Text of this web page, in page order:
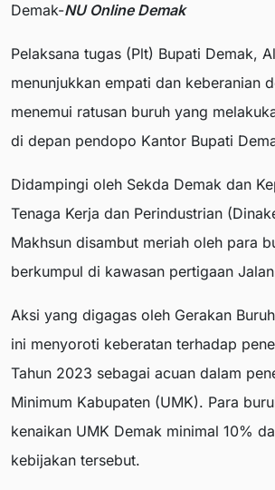
Demak-NU Online Demak
Pelaksana tugas (Plt) Bupati Demak,
menunjukkan empati dan keberanian
menemui ratusan buruh yang
di depan pendopo Kantor Bupati
Didampingi oleh Sekda Demak dan
Tenaga Kerja dan Perindustrian
Makhsun disambut meriah oleh para
berkumpul di kawasan pertigaan
Aksi yang digagas oleh Gerakan
ini menyoroti keberatan terhadap
Tahun 2023 sebagai acuan dalam
Minimum Kabupaten (UMK). Para
kenaikan UMK Demak minimal 10%
kebijakan tersebut.